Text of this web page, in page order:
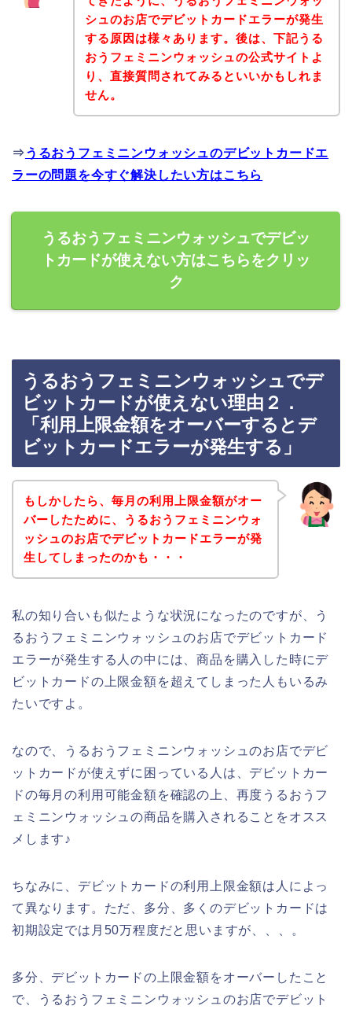
シュのお店でデビットカードエラーが発生
する原因は様々あります。後は、下記うる
おうフェミニンウォッシュの公式サイトよ
り、直接質問されてみるといいかもしれま
せん。
⇒ うるおうフェミニンウォッシュのデビットカードエ
ラーの問題を今すぐ解決したい方はこちら
うるおうフェミニンウォッシュでデビッ
トカードが使えない方はこちらをクリッ
ク
うるおうフェミニンウォッシュでデ
ビットカードが使えない理由２．
「利用上限金額をオーバーするとデ
ビットカードエラーが発生する」
もしかしたら、毎月の利用上限金額がオー
バーしたために、うるおうフェミニンウォ
ッシュのお店でデビットカードエラーが発
生してしまったのかも・・・
私の知り合いも似たような状況になったのですが、う
るおうフェミニンウォッシュのお店でデビットカード
エラーが発生する人の中には、商品を購入した時にデ
ビットカードの上限金額を超えてしまった人もいるみ
たいですよ。
なので、うるおうフェミニンウォッシュのお店でデビ
ットカードが使えずに困っている人は、デビットカー
ドの毎月の利用可能金額を確認の上、再度うるおうフ
ェミニンウォッシュの商品を購入されることをオスス
メします♪
ちなみに、デビットカードの利用上限金額は人によっ
て異なります。ただ、多分、多くのデビットカードは
初期設定では月50万程度だと思いますが、、、。
多分、デビットカードの上限金額をオーバーしたこと
で、うるおうフェミニンウォッシュのお店でデビット